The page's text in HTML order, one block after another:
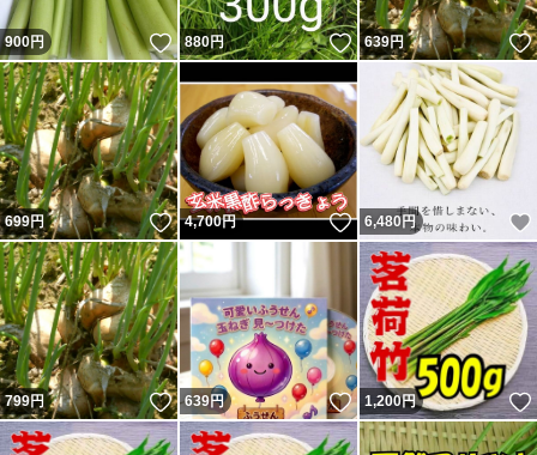
900円 いいね！
880円 いいね！
639円
699円 いいね！
4,700円 いいね！
6,480 円
799円 いいね！
639円 いいね！
1,200円